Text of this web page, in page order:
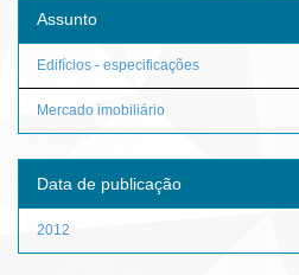
Assunto
Edifícios - especificações
Mercado imobiliário
Data de publicação
2012